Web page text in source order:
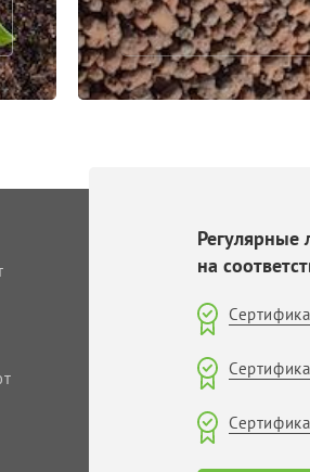
Регулярные
на